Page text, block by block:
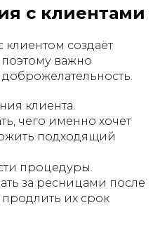
с клиентами
создаёт
важно
клиента.
чего именно хочет
подходящий
процедуры.
за ресницами после
их срок